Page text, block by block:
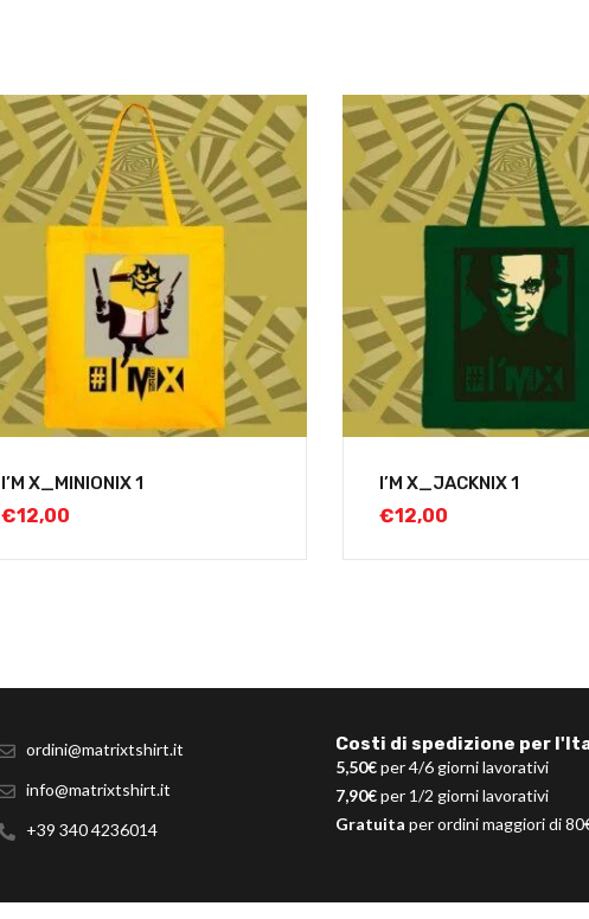
I’M X_MINIONIX 1
€12,00
I’M X_JACKNIX 1
€12,00
ordini@matrixtshirt.it
info@matrixtshirt.it
+39 340 4236014
Costi di spedizione per
5,50€per 4/6 giorni lavorativi
7,90€per 1/2 giorni lavorativi
Gratuita per ordini maggiori di